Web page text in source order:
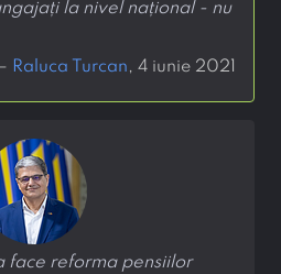
la nivel național - nu
Raluca Turcan, 4 iunie 2021
face reforma pensiilor